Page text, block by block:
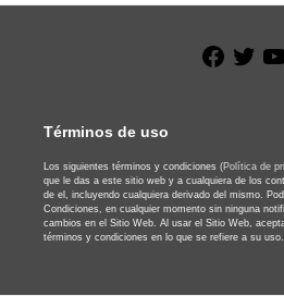
Facebook
Términos de uso
Los siguientes términos y condiciones (Política de
que le das a este sitio web y a cualquiera de los
de el, incluyendo cualquiera derivado del mismo.
Condiciones, en cualquier momento sin ninguna
cambios en el Sitio Web. Al usar el Sitio Web,
términos y condiciones en lo que se refiere a su uso.